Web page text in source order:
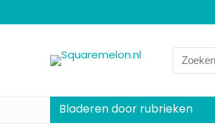
Search
for:
Bladeren door rubrieken